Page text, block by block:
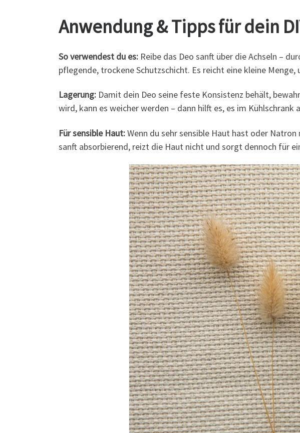
Anwendung & Tipps für dein
So verwendest du es: Reibe das Deo sanft über die Achseln –
pflegende, trockene Schutzschicht. Es reicht eine kleine
Lagerung: Damit dein Deo seine feste Konsistenz behält,
wird, kann es weicher werden – dann hilft es, es im
Für sensible Haut:Wenn du sehr sensible Haut hast oder
sanft absorbierend, reizt die Haut nicht und sorgt dennoch für